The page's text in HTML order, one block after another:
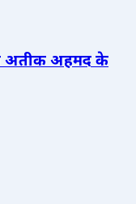
अतीक अहमद के